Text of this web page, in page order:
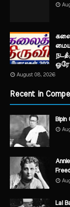
ஒரே
August 08, 2026
Recent in
Lal